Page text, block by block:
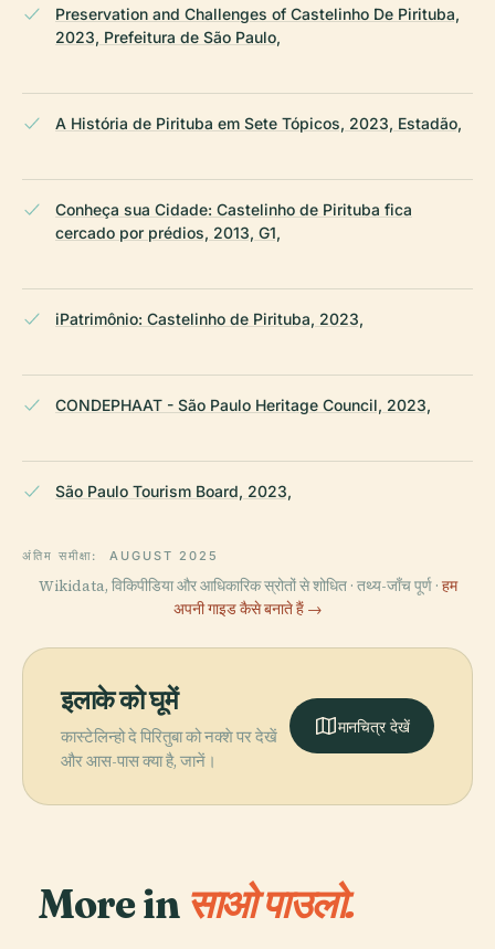
Preservation and Challenges of Castelinho De Pirituba,
2023, Prefeitura de São Paulo,
A História de Pirituba em Sete Tópicos, 2023, Estadão,
Conheça sua Cidade: Castelinho de Pirituba fica
cercado por prédios, 2013, G1,
iPatrimônio: Castelinho de Pirituba, 2023,
CONDEPHAAT - São Paulo Heritage Council, 2023,
São Paulo Tourism Board, 2023,
अंतिम समीक्षा: AUGUST 2025
Wikidata, विकिपीडिया और आधिकारिक स्रोतों से शोधित · तथ्य-जाँच पूर्ण · हम
अपनी गाइड कैसे बनाते हैं →
इलाके को घूमें
कास्टेलिन्हो दे पिरितुबा को नक्शे पर देखें
और आस-पास क्या है, जानें।
मानचित्र देखें
More in साओ पाउलो.